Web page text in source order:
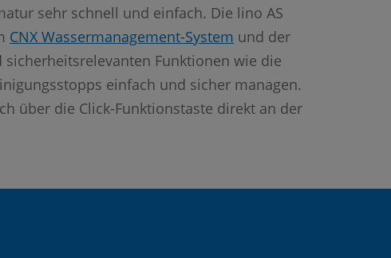
sehr schnell und einfach. Die lino AS
CNX Wassermanagement-System und der
Funktionen wie die
einfach und sicher managen.
über die Click-Funktionstaste direkt an der